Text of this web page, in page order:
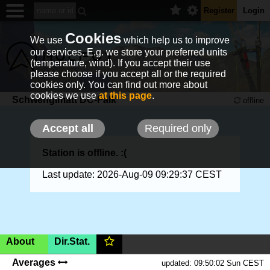
Register Login
Schwengimatt DC-Falk offline
Station is offline. :(
Last update: 2026-Aug-09 09:29:37 CEST
About
Dir.Stat.
Switzerland, Solothurn, Schwängimatt,1111m(AMSL)
Averages updated: 09:50:02 Sun CEST
We use Cookies which help us to improve
our services. E.g. we store your preferred units
(temperature, wind). If you accept their use
please choose if you accept all or the required
cookies only. You can find out more about
cookies we useat this page.
Accept all Required only